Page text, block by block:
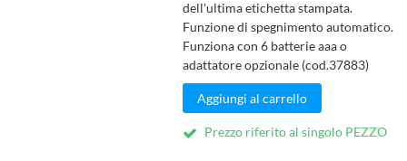
dell'ultima etichetta stampata.
Funzione di spegnimento automatico.
Funziona con 6 batterie aaa o
adattatore opzionale (cod.37883)
Aggiungi al carrello
Prezzo riferito al singolo PEZZO